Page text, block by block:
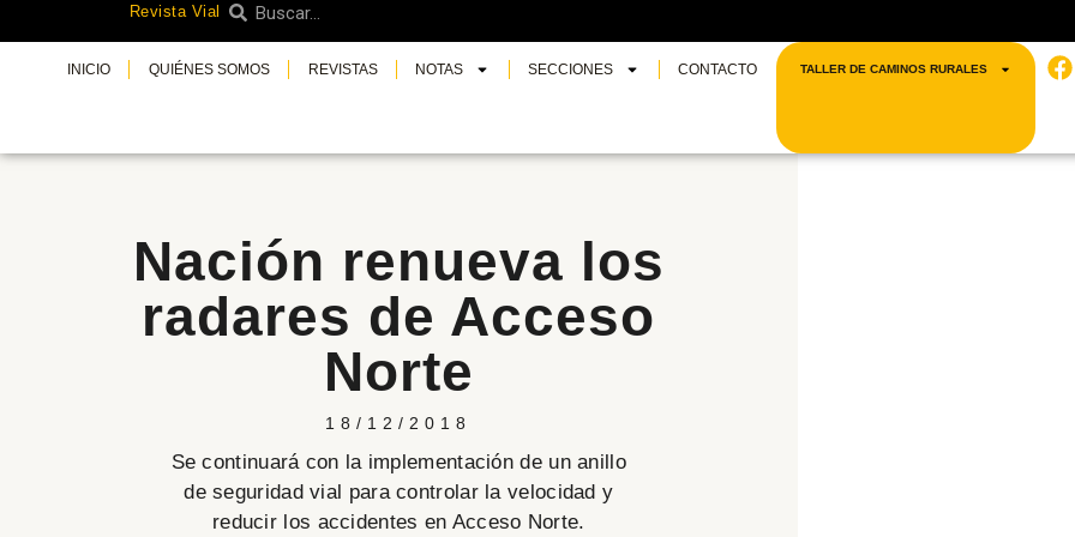
Revista Vial Buscar
Buscar
INICIO QUIÉNES SOMOS REVISTAS NOTAS SECCIONES CONTACTO TALLER DE CAMINOS RURALES
Nación renueva los
radares de Acceso
Norte
18/12/2018
Se continuará con la implementación de un anillo
de seguridad vial para controlar la velocidad y
reducir los accidentes en Acceso Norte.